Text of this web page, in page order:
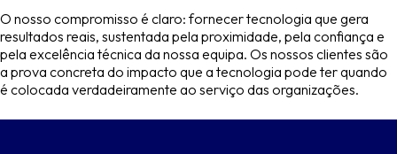
O nosso compromisso é claro: fornecer tecnologia que gera
resultados reais, sustentada pela proximidade, pela confiança e
pela excelência técnica da nossa equipa. Os nossos clientes são
a prova concreta do impacto que a tecnologia pode ter quando
é colocada verdadeiramente ao serviço das organizações.